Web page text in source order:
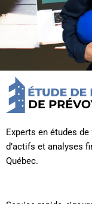
Experts en études
d’actifs et analyses
Québec.